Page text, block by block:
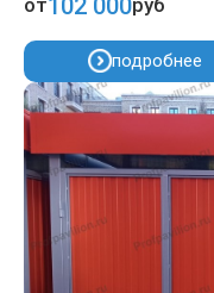
от руб
подробнее